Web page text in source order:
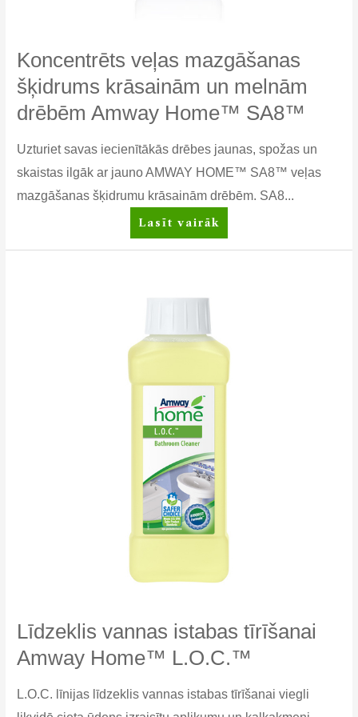
Koncentrēts veļas mazgāšanas
šķidrums krāsainām un melnām
drēbēm Amway Home™ SA8™
Uzturiet savas iecienītākās drēbes jaunas, spožas un
skaistas ilgāk ar jauno AMWAY HOME™ SA8™ veļas
mazgāšanas šķidrumu krāsainām drēbēm. SA8...
Koncentrēts
veļas
krāsainām
melnām
drēbēm
Home™
SA8™
Lasīt vairāk
Līdzeklis vannas istabas tīrīšanai
Amway Home™ L.O.C.™
L.O.C. līnijas līdzeklis vannas istabas tīrīšanai viegli